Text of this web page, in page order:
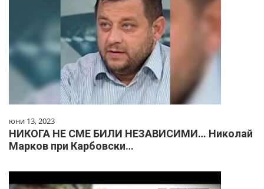
юни 13, 2023
НИКОГА НЕ СМЕ БИЛИ НЕЗАВИСИМИ… Николай
Марков при Карбовски…